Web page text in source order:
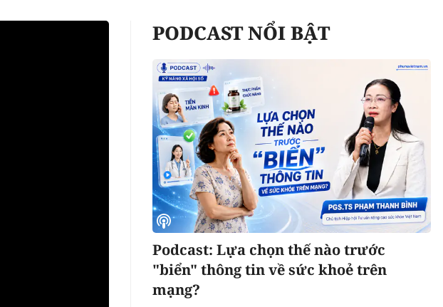
PODCAST NỔI BẬT
Podcast: Lựa chọn thế nào trước
"biển" thông tin về sức khoẻ trên
mạng?